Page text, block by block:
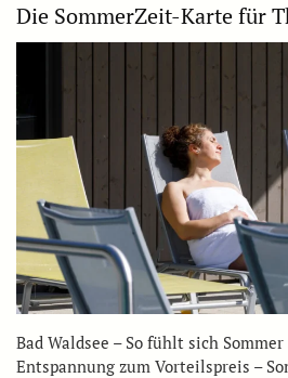
Die SommerZeit-Karte für
Bad Waldsee – So fühlt sich
Entspannung zum Vorteilspreis –